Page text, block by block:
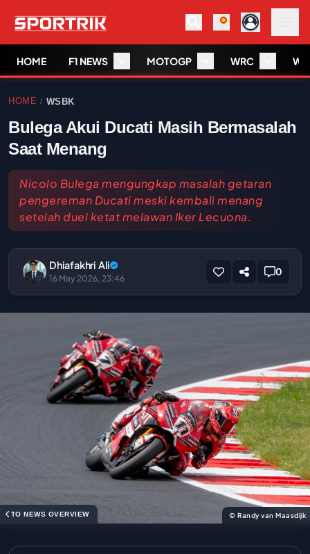
HOME F1 NEWS MOTOGP WRC
HOME / WSBK
Bulega Akui Ducati Masih Bermasalah
Saat Menang
Nicolo Bulega mengungkap masalah getaran
pengereman Ducati meski kembali menang
setelah duel ketat melawan Iker Lecuona.
Dhiafakhri Ali
16 May 2026, 23:46
0
TO NEWS OVERVIEW © Randy van Maasdijk